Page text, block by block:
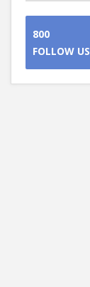
800
FOLLOW US